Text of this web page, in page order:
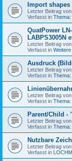
Import shapes
Letzter Beitrag von
Verfasst in Thema:
QuatPower
LABPS3005N
Letzter Beitrag von
Verfasst in
Ausdruck
Letzter Beitrag von
Verfasst in
Letzter Beitrag von
Verfasst in Thema:
Parent/Child -
Letzter Beitrag von
Verfasst in Thema:
Nutzbare
Letzter Beitrag von
Verfasst in